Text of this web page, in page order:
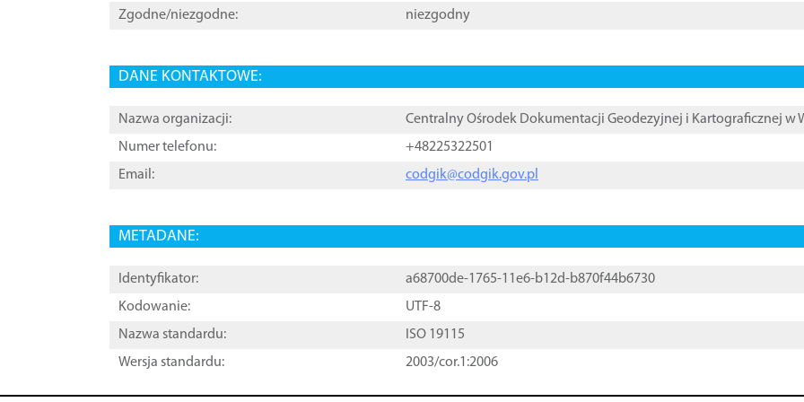
Zgodne/niezgodne:
niezgodny
DANE KONTAKTOWE:
Nazwa organizacji:
Centralny Ośrodek Dokumentacji Geodezyjnej i Kartograficznej w
Numer telefonu:
+48225322501
Email:
codgik@codgik.gov.pl
METADANE:
Identyfikator:
a68700de-1765-11e6-b12d-b870f44b6730
Kodowanie:
UTF-8
Nazwa standardu:
ISO 19115
Wersja standardu:
2003/cor.1:2006